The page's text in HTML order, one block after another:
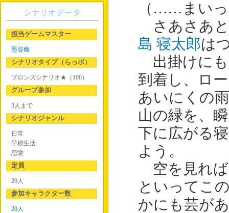
（……まい
さあさあと
島 寝太郎は
出掛けにも
到着し、ロ
あいにくの
山の緑を、
下に広がる
よう。
空を見れば
といってこ
かにも芸が
シナリオデータ
担当ゲームマスター
墨谷幽
シナリオタイプ（らっポ）
ブロンズシナリオ★（100）
グループ参加
3人まで
シナリオジャンル
日常
学校生活
恋愛
定員
20人
参加キャラクター数
20人